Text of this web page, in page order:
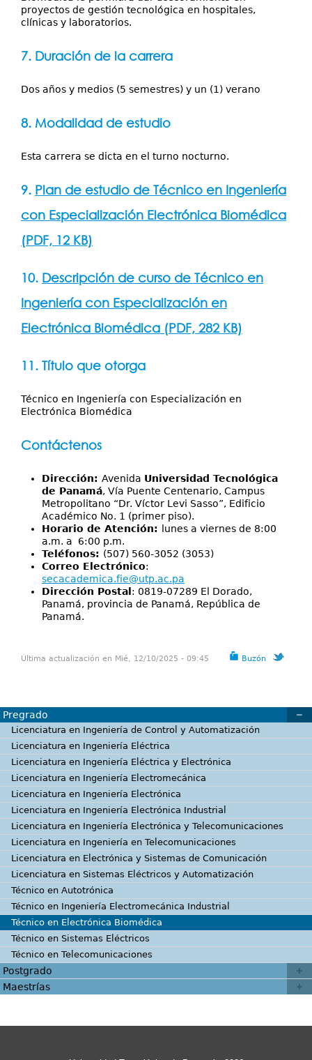
proyectos de gestión tecnológica en hospitales,
clínicas y laboratorios.
7. Duración de la carrera
Dos años y medios (5 semestres) y un (1) verano
8. Modalidad de estudio
Esta carrera se dicta en el turno nocturno.
9. Plan de estudio de Técnico en Ingeniería
con Especialización Electrónica Biomédica
(PDF, 12 KB)
10. Descripción de curso de Técnico en
Ingeniería con Especialización en
Electrónica Biomédica (PDF, 282 KB)
11. Título que otorga
Técnico en Ingeniería con Especialización en
Electrónica Biomédica
Contáctenos
Dirección: Avenida Universidad Tecnológica
de Panamá, Vía Puente Centenario, Campus
Metropolitano “Dr. Víctor Levi Sasso”, Edificio
Académico No. 1 (primer piso).
Horario de Atención:
lunes a viernes de 8:00
a.m. a 6:00 p.m.
Teléfonos: (507) 560-3052 (3053)
Correo Electrónico:
secacademica.fie@utp.ac.pa
Dirección Postal : 0819-07289 El Dorado,
Panamá, provincia de Panamá, República de
Panamá.
Buzón
Última actualización en Mié, 12/10/2025 - 09:45
Pregrado
Licenciatura en Ingeniería de Control y Automatización
Licenciatura en Ingeniería Eléctrica
Licenciatura en Ingeniería Eléctrica y Electrónica
Licenciatura en Ingeniería Electromecánica
Licenciatura en Ingeniería Electrónica
Licenciatura en Ingeniería Electrónica Industrial
Licenciatura en Ingeniería Electrónica y Telecomunicaciones
Licenciatura en Ingeniería en Telecomunicaciones
Licenciatura en Electrónica y Sistemas de Comunicación
Licenciatura en Sistemas Eléctricos y Automatización
Técnico en Autotrónica
Técnico en Ingeniería Electromecánica Industrial
Técnico en Electrónica Biomédica
Técnico en Sistemas Eléctricos
Técnico en Telecomunicaciones
Postgrado
Maestrías